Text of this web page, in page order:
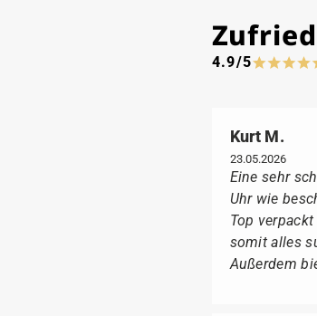
4.9/5
Kurt M.
23.05.2026
Eine sehr
Uhr wie
Top verpackt
somit alles
Außerdem